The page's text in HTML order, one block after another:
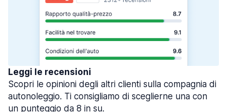
Leggi le recensioni
Scopri le opinioni degli altri clienti sulla compagnia di
autonoleggio. Ti consigliamo di sceglierne una con
un punteggio da 8 in su.